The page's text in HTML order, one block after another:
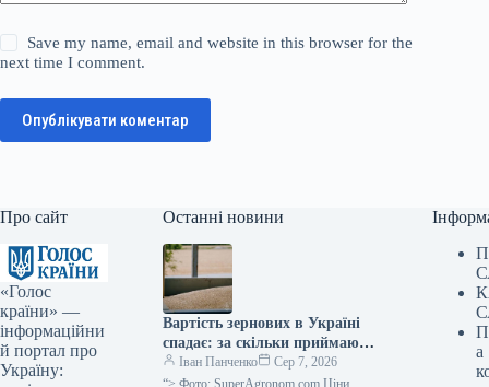
Save my name, email and website in this browser for the
next time I comment.
Опублікувати коментар
Про сайт
«Голос
країни» —
інформаційни
й портал про
Україну:
Останні новини
Вартість зернових в Україні
спадає: за скільки приймають
пшеницю, кукурудзу,
соняшник, сою та ріпак —
Іван Панченко
Сер 7, 2026
“> Фото: SuperAgronom.com Ціни
а